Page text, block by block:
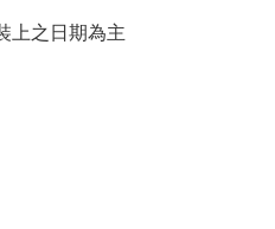
上之日期為主